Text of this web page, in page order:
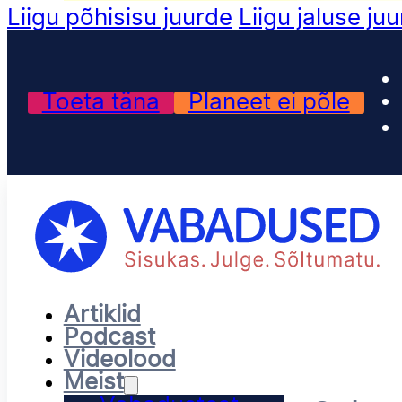
Liigu põhisisu juurde Liigu jaluse
Toeta täna Planeet ei põle
Artiklid
Podcast
Videolood
Meist